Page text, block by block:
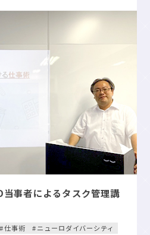
事者によるタスク管理講
仕事術
ニューロダイバーシティ